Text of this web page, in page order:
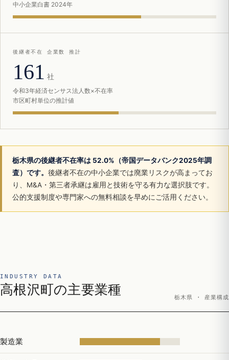
中小企業白書 2024年
後継者不在 企業数 推計
161 社
令和3年経済センサス法人数×不在率
市区町村単位の推計値
栃木県の後継者不在率は 52.0%（帝国データバンク2025年調
査）です。 後継者不在の中小企業では廃業リスクが高まってお
り、M&A・第三者承継は雇用と技術を守る有力な選択肢です。
公的支援制度や専門家への無料相談を早めにご活用ください。
INDUSTRY DATA
高根沢町の主要業種
栃木県 · 産業構成
製造業